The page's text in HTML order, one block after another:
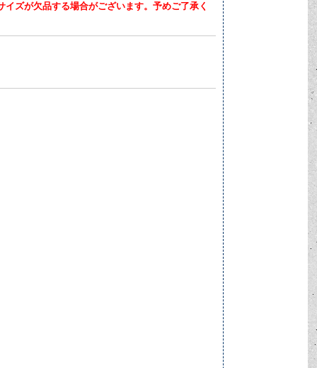
ズが欠品する場合がございます。予めご了承く